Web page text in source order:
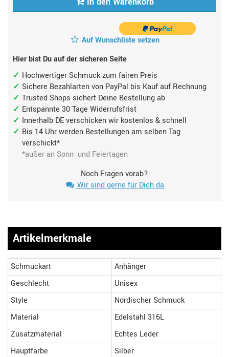
Auf Wunschliste setzen
Hier bist Du auf der sicheren Seite
Hochwertiger Schmuck zum fairen Preis
Sichere Bezahlarten von PayPal bis Kauf auf Rechnung
Trusted Shops sichert Deine Bestellung ab
Entspannte 30 Tage Widerrufsfrist
Innerhalb DE verschicken wir kostenlos & schnell
Bis 14 Uhr werden Bestellungen am selben Tag
verschickt*
*außer an Sonn- und Feiertagen
Noch Fragen vorab?
Wir sind gerne für Dich da
Artikelmerkmale
Schmuckart
Anhänger
Geschlecht
Unisex
Style
Nordischer Schmuck
Material
Edelstahl 316L
Zusatzmaterial
Echtes Leder
Hauptfarbe
Silber